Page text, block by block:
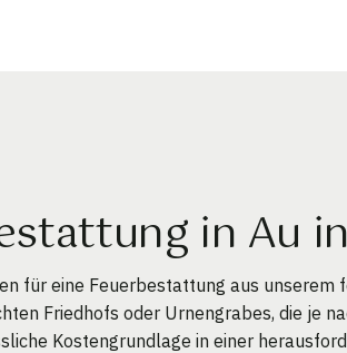
in Au
für eine Feuerbestattung aus
Friedhofs oder Urnengrabes, die je
Kostengrundlage in einer